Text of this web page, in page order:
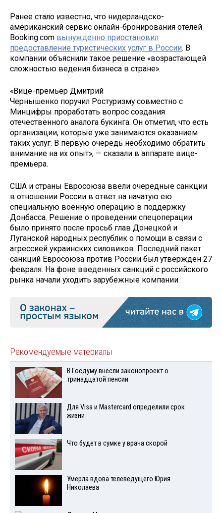
Ранее стало известно, что нидерландско-
американский сервис онлайн-бронирования отелей​
Booking.com вынужденно приостановил
предоставление туристических услуг в России. В
компании объяснили такое решение «возрастающей
сложностью ведения бизнеса в стране».
«Вице-премьер Дмитрий
Чернышенко поручил Ростуризму совместно с
Минцифры проработать вопрос создания
отечественного аналога букинга. Он отметил, что есть
организации, которые уже занимаются оказанием
таких услуг. В первую очередь необходимо обратить
внимание на их опыт», — сказали в аппарате вице-
премьера.
США и страны Евросоюза ввели очередные санкции
в отношении России в ответ на начатую ею
специальную военную операцию в поддержку
Донбасса. Решение о проведении спецоперации
было принято после просьб глав Донецкой и
Луганской народных республик о помощи в связи с
агрессией украинских силовиков. Последний пакет
санкций Евросоюза против России был утвержден 27
февраля. На фоне введенных санкций с российского
рынка начали уходить зарубежные компании.
Рекомендуемые материалы
В Госдуму внесли законопроект о
тринадцатой пенсии
Для Visа и Mastercard определили срок
жизни
Что будет в сумке у врача скорой
Умерла вдова телеведущего Юрия
Николаева